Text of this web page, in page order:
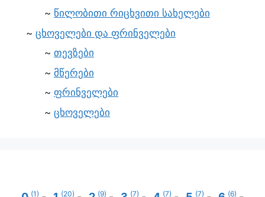
წილობითი რიცხვითი სახელები
ცხოველები და ფრინველები
თევზები
მწერები
ფრინველები
ცხოველები
(1) (20) (9) (7) (7) (7) (6)